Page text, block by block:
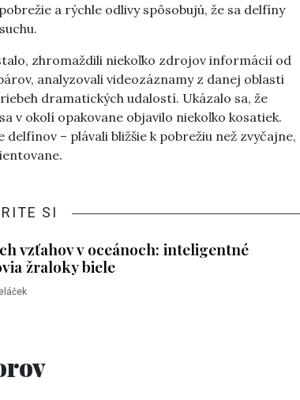
a rýchle odlivy spôsobujú, že sa delfíny
zhromaždili niekoľko zdrojov informácií od
analyzovali videozáznamy z danej oblasti
dramatických udalostí. Ukázalo sa, že
v okolí opakovane objavilo niekoľko kosatiek.
– plávali bližšie k pobrežiu než zvyčajne,
SI
vzťahov v oceánoch: inteligentné
žraloky biele